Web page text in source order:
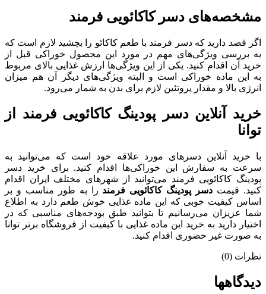
مشخصه‌های دسر کاکائویی فرمند
اگر قصد دارید که دسر فرمند با طعم کاکائو را بچشید لازم است که
به بررسی ویژگی‌های مهم در مورد این محصول خوراکی قبل از
خرید آن اقدام کنید. یکی از این ویژگی‌ها ارزش غذایی بالای مربوط
به این ماده خوراکی است و البته ویژگی‌های دیگر آن هم میزان
انرژی بالا و مقدار پروتئین لازم برای بدن به شمار می‌رود.
خرید آنلاین دسر پودینگ کاکائویی فرمند از
توانا
با خرید آنلاین دسرهای مورد علاقه خود است که می‌توانید به
سرعت به سفارش این خوراکی‌ها اقدام کنید. برای خرید دسر
پودینگ کاکائویی فرمند می‌توانید از شهرهای مختلف ایران اقدام
کنید. قیمت دسر پودینگ کاکائویی فرمند را به طور مناسب و بر
اساس کیفیت خوبی که این ماده غذایی خوش طعم دارد به اطلاع
شما عزیزان می‌رسانیم تا بتوانید طبق بودجه‌های مناسبی که در
اختیار دارید به خرید این ماده غذایی با کیفیت از فروشگاه برتر توانا
به صورت غیر حضوری اقدام کنید.
نظرات (0)
دیدگاهها